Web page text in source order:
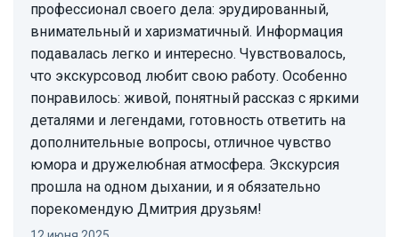
профессионал своего дела: эрудированный,
внимательный и харизматичный. Информация
подавалась легко и интересно. Чувствовалось,
что экскурсовод любит свою работу. Особенно
понравилось: живой, понятный рассказ с яркими
деталями и легендами, готовность ответить на
дополнительные вопросы, отличное чувство
юмора и дружелюбная атмосфера. Экскурсия
прошла на одном дыхании, и я обязательно
порекомендую Дмитрия друзьям!